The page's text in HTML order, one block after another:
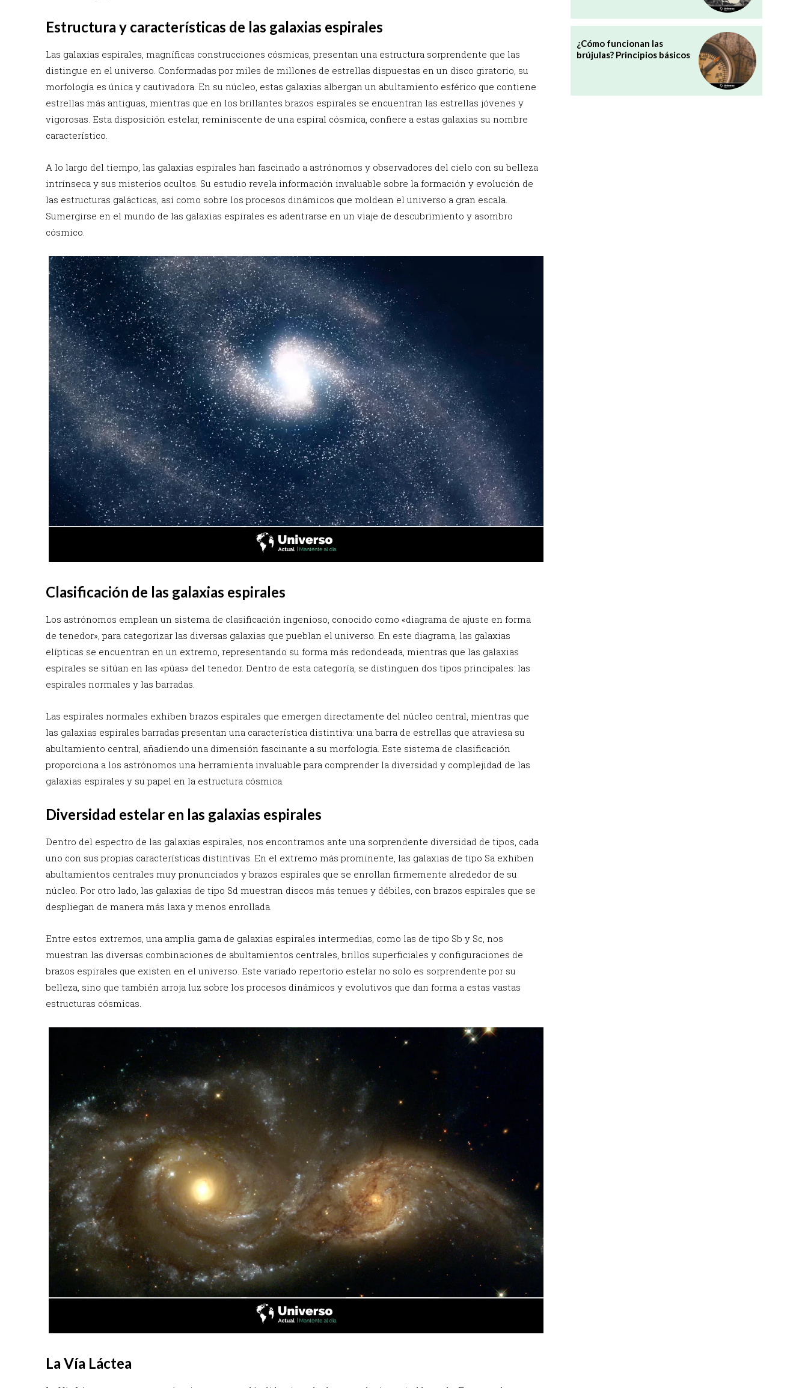
Estructura y características de las galaxias espirales
Las galaxias espirales, magníficas construcciones cósmicas, presentan una estructura sorprendente que las
distingue en el universo. Conformadas por miles de millones de estrellas dispuestas en un disco giratorio, su
morfología es única y cautivadora. En su núcleo, estas galaxias albergan un abultamiento esférico que contiene
estrellas más antiguas, mientras que en los brillantes brazos espirales se encuentran las estrellas jóvenes y
vigorosas. Esta disposición estelar, reminiscente de una espiral cósmica, confiere a estas galaxias su nombre
característico.
A lo largo del tiempo, las galaxias espirales han fascinado a astrónomos y observadores del cielo con su belleza
intrínseca y sus misterios ocultos. Su estudio revela información invaluable sobre la formación y evolución de
las estructuras galácticas, así como sobre los procesos dinámicos que moldean el universo a gran escala.
Sumergirse en el mundo de las galaxias espirales es adentrarse en un viaje de descubrimiento y asombro
cósmico.
Clasificación de las galaxias espirales
Los astrónomos emplean un sistema de clasificación ingenioso, conocido como «diagrama de ajuste en forma
de tenedor», para categorizar las diversas galaxias que pueblan el universo. En este diagrama, las galaxias
elípticas se encuentran en un extremo, representando su forma más redondeada, mientras que las galaxias
espirales se sitúan en las «púas» del tenedor. Dentro de esta categoría, se distinguen dos tipos principales: las
espirales normales y las barradas.
Las espirales normales exhiben brazos espirales que emergen directamente del núcleo central, mientras que
las galaxias espirales barradas presentan una característica distintiva: una barra de estrellas que atraviesa su
abultamiento central, añadiendo una dimensión fascinante a su morfología. Este sistema de clasificación
proporciona a los astrónomos una herramienta invaluable para comprender la diversidad y complejidad de las
galaxias espirales y su papel en la estructura cósmica.
Diversidad estelar en las galaxias espirales
Dentro del espectro de las galaxias espirales, nos encontramos ante una sorprendente diversidad de tipos, cada
uno con sus propias características distintivas. En el extremo más prominente, las galaxias de tipo Sa exhiben
abultamientos centrales muy pronunciados y brazos espirales que se enrollan firmemente alrededor de su
núcleo. Por otro lado, las galaxias de tipo Sd muestran discos más tenues y débiles, con brazos espirales que se
despliegan de manera más laxa y menos enrollada.
Entre estos extremos, una amplia gama de galaxias espirales intermedias, como las de tipo Sb y Sc, nos
muestran las diversas combinaciones de abultamientos centrales, brillos superficiales y configuraciones de
brazos espirales que existen en el universo. Este variado repertorio estelar no solo es sorprendente por su
belleza, sino que también arroja luz sobre los procesos dinámicos y evolutivos que dan forma a estas vastas
estructuras cósmicas.
La Vía Láctea
¿Cómo funcionan las
brújulas? Principios básicos